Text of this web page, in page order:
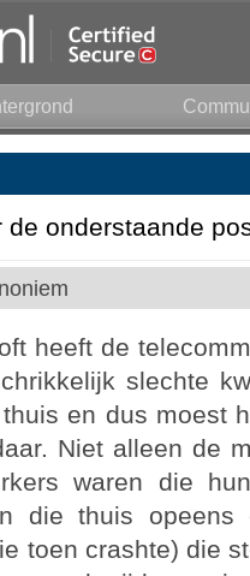
onderstaande
heeft de
slechte
en dus moest
Niet alleen de
waren die
die thuis
toen crashte) die